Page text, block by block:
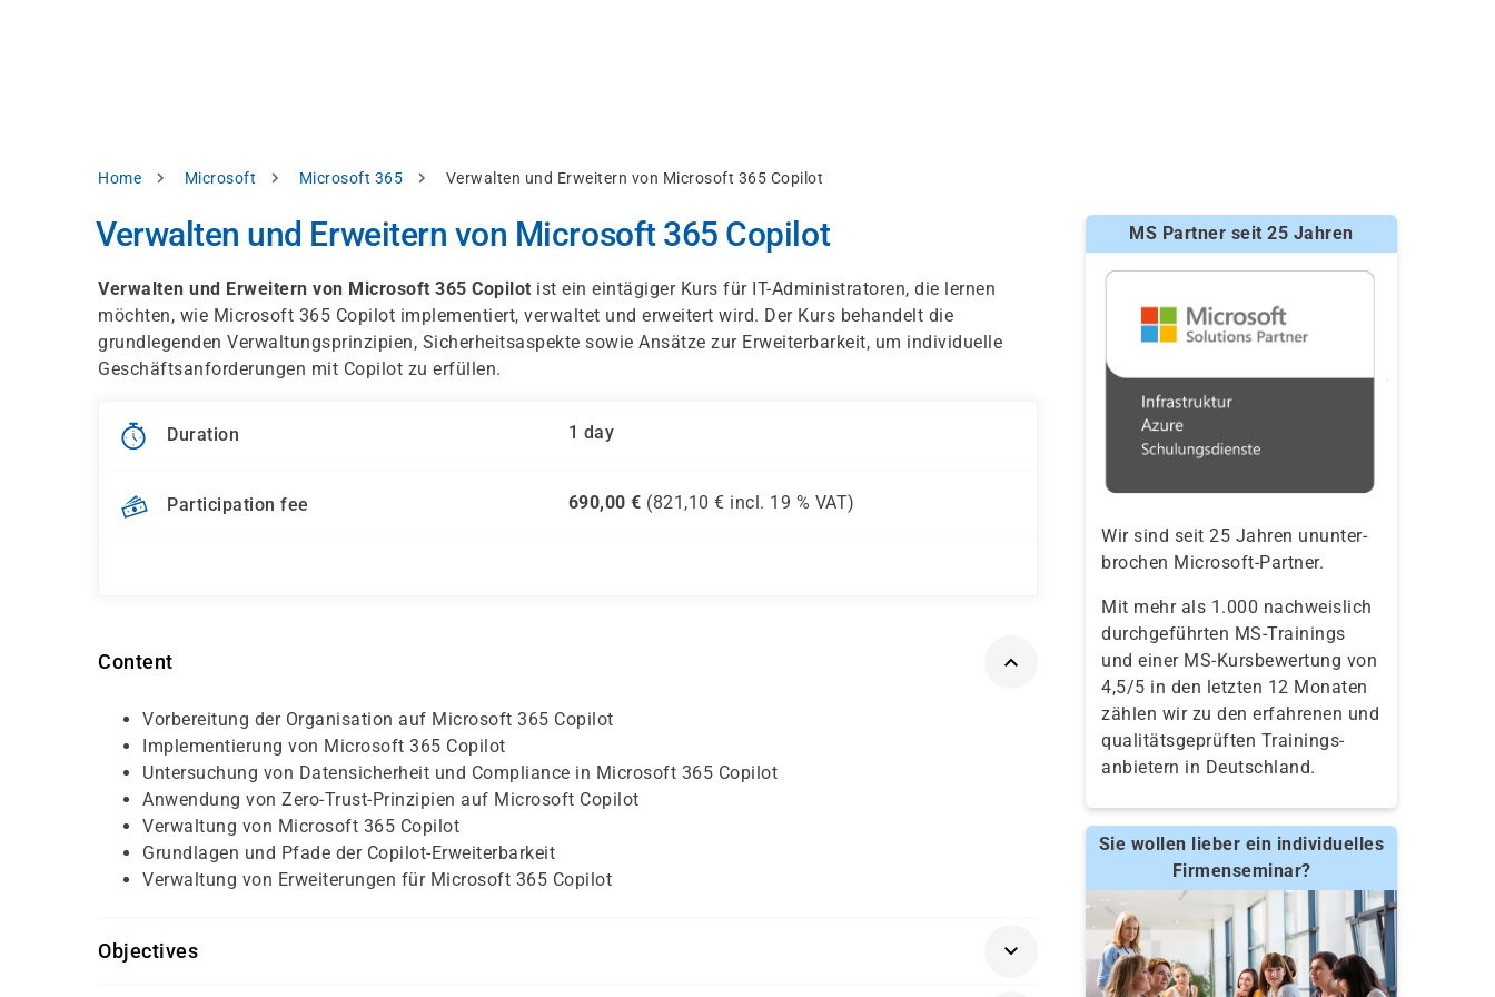
Breadcrumb
Home Microsoft Microsoft 365 Verwalten und Erweitern von Microsoft 365 Copilot
Verwalten und Erweitern von Microsoft 365 Copilot
Verwalten und Erweitern von Microsoft 365 Copilot ist ein eintägiger Kurs für IT-Administratoren, die lernen
möchten, wie Microsoft 365 Copilot implementiert, verwaltet und erweitert wird. Der Kurs behandelt die
grundlegenden Verwaltungsprinzipien, Sicherheitsaspekte sowie Ansätze zur Erweiterbarkeit, um individuelle
Geschäftsanforderungen mit Copilot zu erfüllen.
Duration 1 day
Participation fee 690,00 € (821,10 € incl. 19 % VAT)
Content
Vorbereitung der Organisation auf Microsoft 365 Copilot
Implementierung von Microsoft 365 Copilot
Untersuchung von Datensicherheit und Compliance in Microsoft 365 Copilot
Anwendung von Zero-Trust-Prinzipien auf Microsoft Copilot
Verwaltung von Microsoft 365 Copilot
Grundlagen und Pfade der Copilot-Erweiterbarkeit
Verwaltung von Erweiterungen für Microsoft 365 Copilot
Objectives
MS Partner seit 25 Jahren
Wir sind seit 25 Jahren ununter-
brochen Microsoft-Partner.
Mit mehr als 1.000 nachweislich
durchgeführten MS-Trainings
und einer MS-Kursbewertung von
4,5/5 in den letzten 12 Monaten
zählen wir zu den erfahrenen und
qualitäts­geprüften Trainings­
anbietern in Deutschland.
Sie wollen lieber ein individuelles
Firmenseminar?